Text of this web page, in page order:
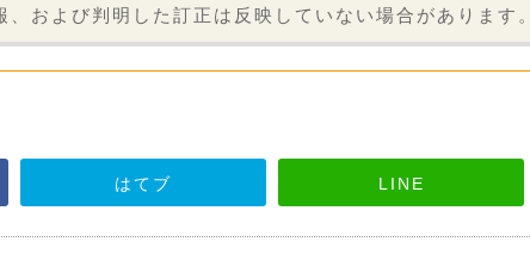
および判明した訂正は反映していない場合があります。
はてブ LINE